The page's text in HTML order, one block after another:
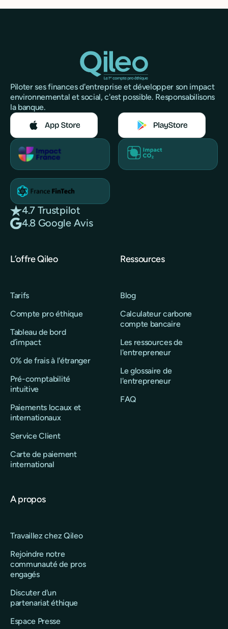
Piloter ses finances d'entreprise et développer son impact
environnemental et social, c'est possible. Responsabilisons
la banque.
4.7 Trustpilot
4.8 Google Avis
L’offre Qileo
Tarifs
Compte pro éthique
Tableau de bord
d’impact
0% de frais à l'étranger
Pré-comptabilité
intuitive
Paiements locaux et
internationaux
Service Client
Carte de paiement
international
Ressources
Blog
Calculateur carbone
compte bancaire
Les ressources de
l'entrepreneur
Le glossaire de
l'entrepreneur
FAQ
A propos
Travaillez chez Qileo
Rejoindre notre
communauté de pros
engagés
Discuter d'un
partenariat éthique
Espace Presse